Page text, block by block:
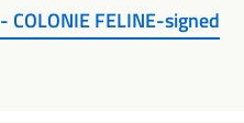
COLONIE FELINE-signed